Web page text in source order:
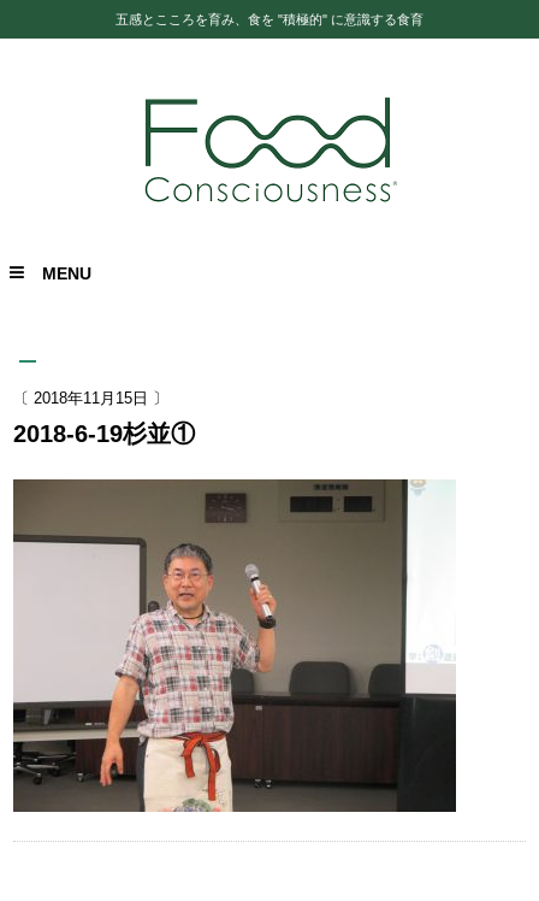
五感とこころを育み、食を "積極的" に意識する食育
MENU
〔 2018年11月15日 〕
2018-6-19杉並①